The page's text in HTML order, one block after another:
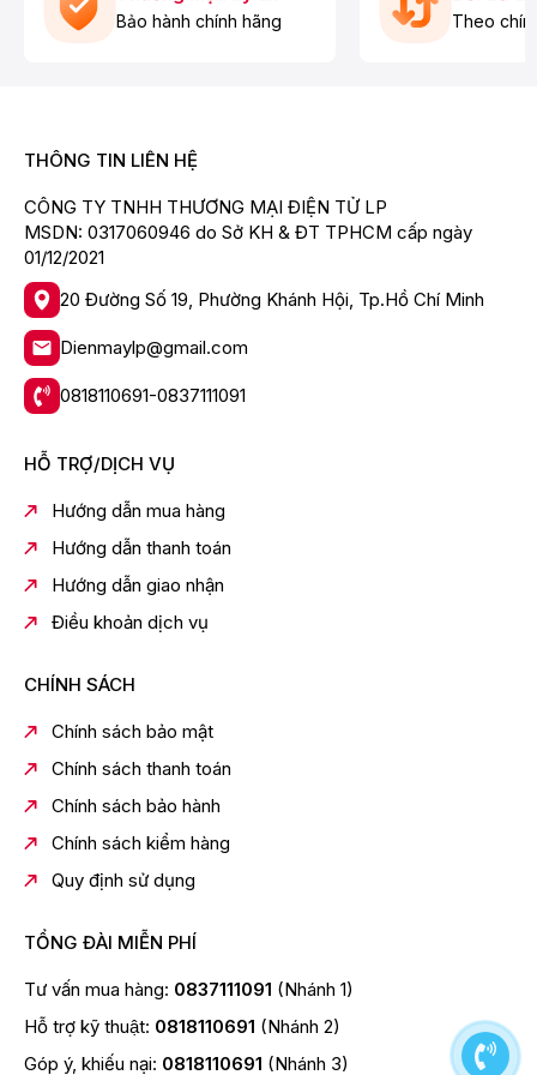
Kích thước
40 cm
Bảo hành chính hãng Theo
THÔNG TIN LIÊN HỆ
CÔNG TY TNHH THƯƠNG MẠI ĐIỆN TỬ LP
MSDN: 0317060946 do Sở KH & ĐT TPHCM cấp ngày
01/12/2021
20 Đường Số 19, Phường Khánh Hội, Tp.Hồ Chí Minh
Dienmaylp@gmail.com
0818110691-0837111091
HỖ TRỢ/DỊCH VỤ
Hướng dẫn mua hàng
Hướng dẫn thanh toán
Hướng dẫn giao nhận
Điều khoản dịch vụ
CHÍNH SÁCH
Chính sách bảo mật
Chính sách thanh toán
Chính sách bảo hành
Chính sách kiểm hàng
Quy định sử dụng
TỔNG ĐÀI MIỄN PHÍ
Tư vấn mua hàng: 0837111091 (Nhánh 1)
Hỗ trợ kỹ thuật: 0818110691 (Nhánh 2)
Góp ý, khiếu nại: 0818110691 (Nhánh 3)